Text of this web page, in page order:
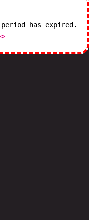
has expired.